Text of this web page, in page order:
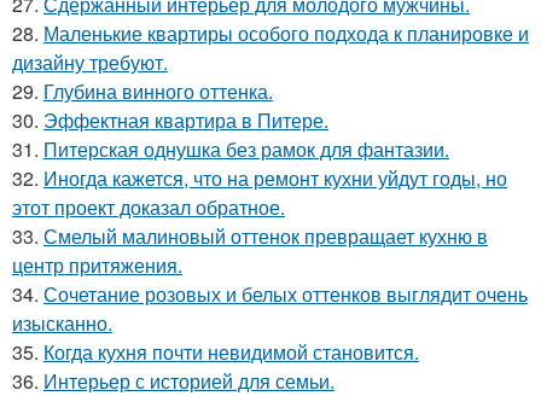
28. Маленькие квартиры особого подхода к планировке и
дизайну требуют.
29. Глубина винного оттенка.
30. Эффектная квартира в Питере.
31. Питерская однушка без рамок для фантазии.
32. Иногда кажется, что на ремонт кухни уйдут годы, но
этот проект доказал обратное.
33. Смелый малиновый оттенок превращает кухню в
центр притяжения.
34. Сочетание розовых и белых оттенков выглядит очень
изысканно.
35. Когда кухня почти невидимой становится.
36. Интерьер с историей для семьи.